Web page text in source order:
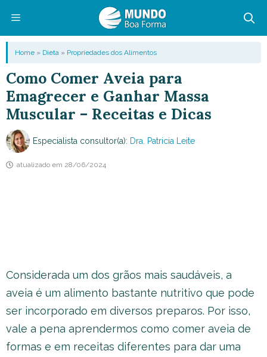
conteúdo
Menu
Home » Dieta » Propriedades dos Alimentos
Como Comer Aveia para
Emagrecer e Ganhar Massa
Muscular – Receitas e Dicas
Especialista consultor(a): Dra. Patricia Leite
atualizado em 28/06/2024
Considerada um dos grãos mais saudáveis, a
aveia é um alimento bastante nutritivo que pode
ser incorporado em diversos preparos. Por isso,
vale a pena aprendermos como comer aveia de
formas e em receitas diferentes para dar uma